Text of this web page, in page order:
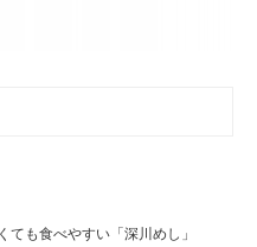
ても食べやすい「深川めし」